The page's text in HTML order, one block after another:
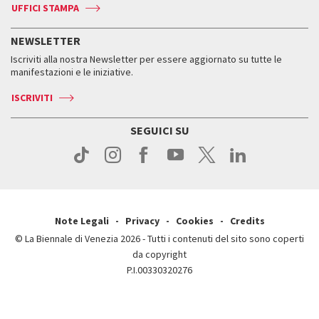
Press
Accrediti
Come raggiungerci
Accrediti
Come raggiungerci
Contatti
Press
Press
Edizioni passate
Orari e sedi
Biglietti
Servizi al pubblico
Come raggiungerci
Contatti
ASAC DATI
Storia
Orari e sedi
UFFICI STAMPA
NEWSLETTER
Iscriviti alla nostra Newsletter per essere aggiornato su tutte le
manifestazioni e le iniziative.
ISCRIVITI
SEGUICI SU
Note Legali Privacy Cookies
Credits
© La Biennale di Venezia 2026 - Tutti i contenuti del sito sono coperti
da copyright
P.I.00330320276